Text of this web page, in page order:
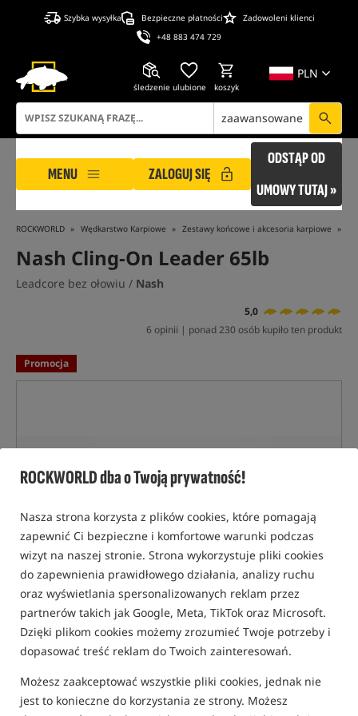
ROCKWORLD dba o Twoją prywatność!
Nasza strona korzysta z plików cookies, które pomagają
zapewnić Ci bezpieczne i komfortowe warunki podczas
wizyt na naszej stronie. Strona wykorzystuje pliki cookies
do zapewnienia prawidłowego działania, analizy ruchu
oraz wyświetlania spersonalizowanych reklam przez
partnerów takich jak Google, Meta, TikTok oraz Microsoft.
Dzięki plikom cookies możemy zrozumieć Twoje potrzeby i
dopasować treść reklam do Twoich zainteresowań.
Możesz zaakceptować wszystkie pliki cookies, jednak nie
jest to konieczne do korzystania ze strony. Możesz
Szybka wysyłka Bezpieczne płatności
Zadowoleni klienci
+48 883 474 729
PLN
śledzenie ulubione koszyk
zaawansowane
MENU ZALOGUJ SIĘ
ODSTĄP OD
UMOWY TUTAJ »
ROCKWORLD Wędkarstwo Karpiowe Zestawy końcowe i akcesoria karpiowe
Nash Cling-On Leader 65lb
Leadcore bez ołowiu / Nash
5,0
6 opinii | ponad 230 osób kupiło ten produkt
Promocja